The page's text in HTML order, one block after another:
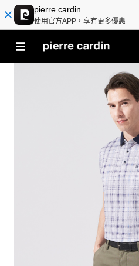
pierre cardin
使用官方APP，享有更多優惠